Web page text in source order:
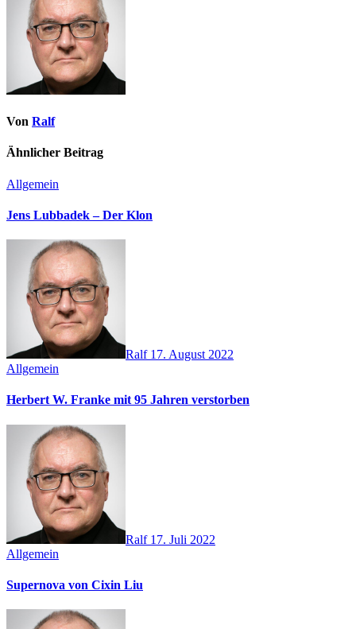
Von Ralf
Ähnlicher Beitrag
Allgemein
Jens Lubbadek – Der Klon
Ralf 17. August 2022
Allgemein
Herbert W. Franke mit 95 Jahren verstorben
Ralf 17. Juli 2022
Allgemein
Supernova von Cixin Liu